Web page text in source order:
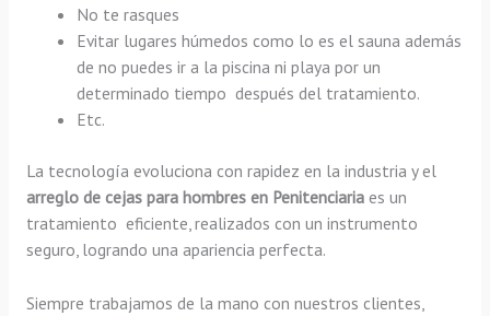
No te rasques
Evitar lugares húmedos como lo es el sauna además
de no puedes ir a la piscina ni playa por un
determinado tiempo después del tratamiento.
Etc.
La tecnología evoluciona con rapidez en la industria y el
arreglo de cejas para hombres en Penitenciariaes un
tratamiento eficiente, realizados con un instrumento
seguro, logrando una apariencia perfecta.
Siempre trabajamos de la mano con nuestros clientes,